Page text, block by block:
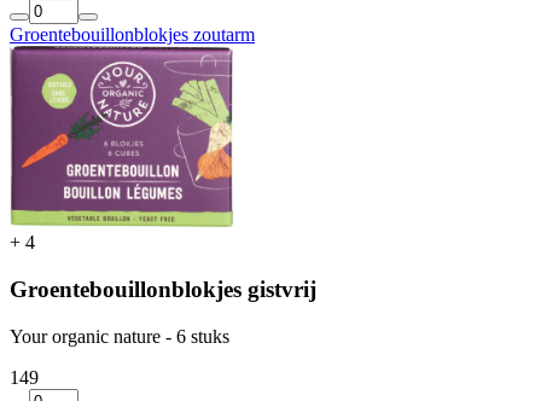
Groentebouillonblokjes zoutarm
+ 4
Groentebouillonblokjes gistvrij
Your organic nature - 6 stuks
149